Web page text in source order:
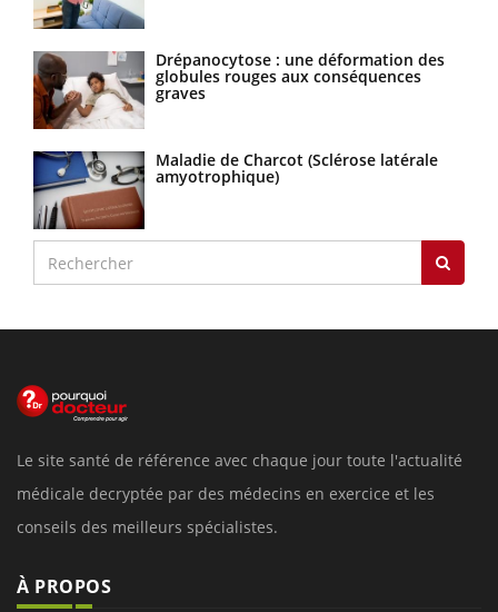
Drépanocytose : une déformation des
globules rouges aux conséquences
graves
Maladie de Charcot (Sclérose latérale
amyotrophique)
Le site santé de référence avec chaque jour toute l'actualité
médicale decryptée par des médecins en exercice et les
conseils des meilleurs spécialistes.
À PROPOS